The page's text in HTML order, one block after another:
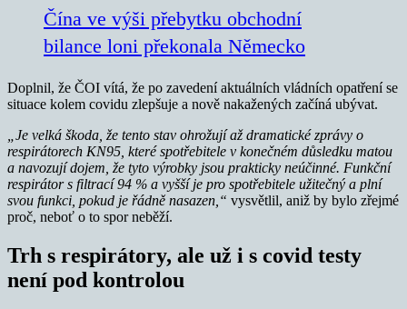
Čína ve výši přebytku obchodní
bilance loni překonala Německo
Doplnil, že ČOI vítá, že po zavedení aktuálních vládních opatření se
situace kolem covidu zlepšuje a nově nakažených začíná ubývat.
„Je velká škoda, že tento stav ohrožují až dramatické zprávy o
respirátorech KN95, které spotřebitele v konečném důsledku matou
a navozují dojem, že tyto výrobky jsou prakticky neúčinné. Funkční
respirátor s filtrací 94 % a vyšší je pro spotřebitele užitečný a plní
svou funkci, pokud je řádně nasazen,“ vysvětlil, aniž by bylo zřejmé
proč, neboť o to spor neběží.
Trh s respirátory, ale už i s covid testy
není pod kontrolou